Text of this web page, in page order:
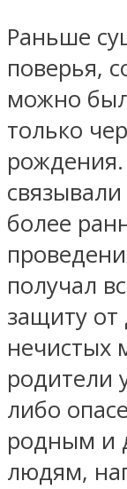
Раньше
поверья,
можно
только
более
получал
защиту от
нечистых
родители
либо
родным и
людям,